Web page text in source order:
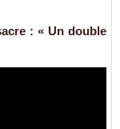
: « Un double